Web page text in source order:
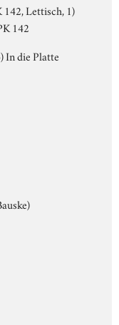
Lettisch, 1)
142
In die Platte